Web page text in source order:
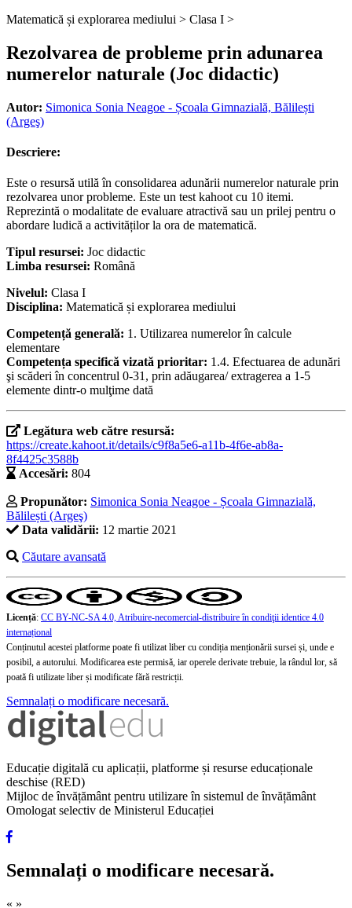
Matematică și explorarea mediului > Clasa I >
Rezolvarea de probleme prin adunarea
numerelor naturale (Joc didactic)
Autor: Simonica Sonia Neagoe - Școala Gimnazială, Bălilești
(Argeş)
Descriere:
Este o resursă utilă în consolidarea adunării numerelor naturale prin
rezolvarea unor probleme. Este un test kahoot cu 10 itemi.
Reprezintă o modalitate de evaluare atractivă sau un prilej pentru o
abordare ludică a activităților la ora de matematică.
Tipul resursei: Joc didactic
Limba resursei: Română
Nivelul: Clasa I
Disciplina: Matematică și explorarea mediului
Competență generală: 1. Utilizarea numerelor în calcule
elementare
Competența specifică vizată prioritar: 1.4. Efectuarea de adunări
şi scăderi în concentrul 0-31, prin adăugarea/ extragerea a 1-5
elemente dintr-o mulţime dată
Legătura web către resursă:
https://create.kahoot.it/details/c9f8a5e6-a11b-4f6e-ab8a-
8f4425c3588b
Accesări: 804
Propunător: Simonica Sonia Neagoe - Școala Gimnazială,
Bălilești (Argeş)
Data validării: 12 martie 2021
Căutare avansată
Licență: CC BY-NC-SA 4.0, Atribuire-necomercial-distribuire în condiţii identice 4.0
internațional
Conținutul acestei platforme poate fi utilizat liber cu condiția menționării sursei și, unde e
posibil, a autorului. Modificarea este permisă, iar operele derivate trebuie, la rândul lor, să
poată fi utilizate liber și modificate fără restricții.
Semnalați o modificare necesară.
Educație digitală cu aplicații, platforme și resurse educaționale
deschise (RED)
Mijloc de învățământ pentru utilizare în sistemul de învățământ
Omologat selectiv de Ministerul Educației
Semnalați o modificare necesară.
« »